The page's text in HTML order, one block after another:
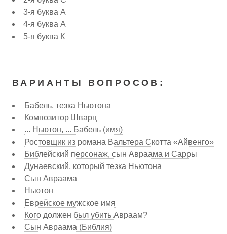
3-я буква А
4-я буква А
5-я буква К
ВАРИАНТЫ ВОПРОСОВ:
Бабель, тезка Ньютона
Композитор Шварц
... Ньютон, ... Бабель (имя)
Ростовщик из романа Вальтера Скотта «Айвенго»
Библейский персонаж, сын Авраама и Сарры
Дунаевский, который тезка Ньютона
Сын Авраама
Ньютон
Еврейское мужское имя
Кого должен был убить Авраам?
Сын Авраама (Библия)